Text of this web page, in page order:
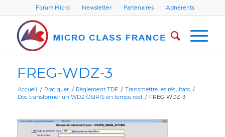
Forum Micro Newsletter Partenaires Adhérents
FREG-WDZ-3
Accueil / Pratiquer / Règlement TDF / Transmettre les résultats /
Doc transformer un WDZ OSIRIS en temps réel / FREG-WDZ-3